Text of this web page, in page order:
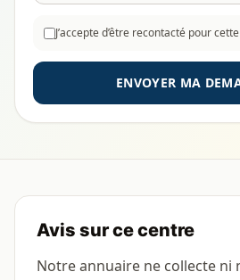
J’accepte d’être recontacté pour
ENVOYER MA
Avis sur ce centre
Notre annuaire ne collecte ni